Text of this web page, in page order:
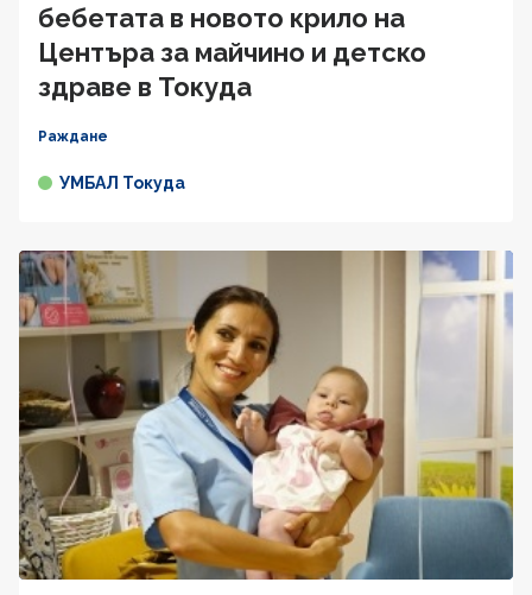
бебетата в новото крило на
Центъра за майчино и детско
здраве в Токуда
Раждане
УМБАЛ Токуда